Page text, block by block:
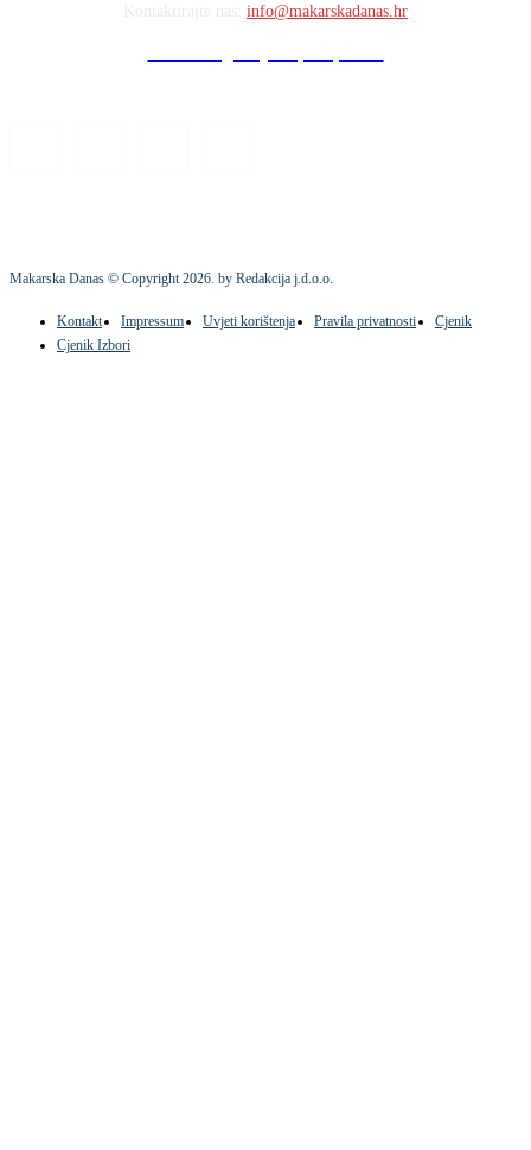
info@makarskadanas.hr
Makarska Danas © Copyright2026. by Redakcija j.d.o.o.
Kontakt Impressum Uvjeti korištenja Pravila privatnosti
Cjenik
Cjenik Izbori